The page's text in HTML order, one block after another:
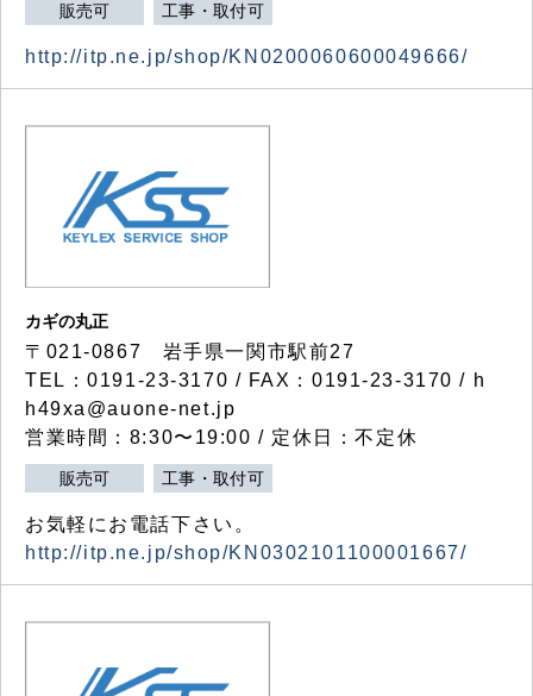
販売可 工事・取付可
http://itp.ne.jp/shop/KN0200060600049666/
カギの丸正
〒021-0867 岩手県一関市駅前27
TEL：0191-23-3170 / FAX：0191-23-3170 / h
h49xa@auone-net.jp
営業時間：8:30〜19:00 / 定休日：不定休
販売可 工事・取付可
お気軽にお電話下さい。
http://itp.ne.jp/shop/KN0302101100001667/